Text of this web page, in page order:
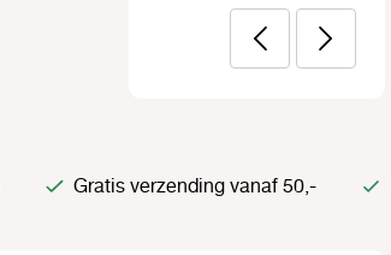
Gratis verzending vanaf 50,-